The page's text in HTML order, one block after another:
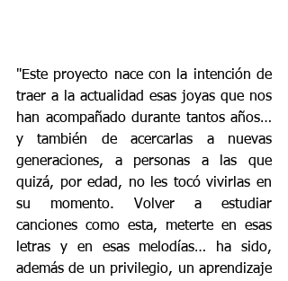
"Este proyecto nace con la intención de
traer a la actualidad esas joyas que nos
han acompañado durante tantos años…
y también de acercarlas a nuevas
generaciones, a personas a las que
quizá, por edad, no les tocó vivirlas en
su momento. Volver a estudiar
canciones como esta, meterte en esas
letras y en esas melodías… ha sido,
además de un privilegio, un aprendizaje